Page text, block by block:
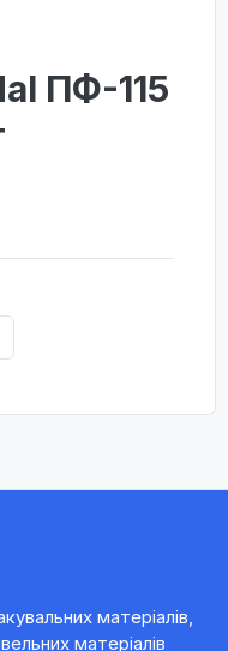
ПФ-115
матеріалів,
матеріалів